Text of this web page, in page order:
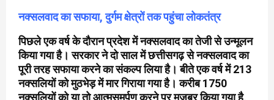
नक्सलवाद का सफाया, दुर्गम क्षेत्रों तक पहुंचा लोकतंत्र
पिछले एक वर्ष के दौरान प्रदेश में नक्सलवाद का तेजी से उन्मूलन
किया गया है। सरकार ने दो साल में छत्तीसगढ़ से नक्सलवाद का
पूरी तरह सफाया करने का संकल्प लिया है। बीते एक वर्ष में 213
नक्सलियों को मुठभेड़ में मार गिराया गया है। करीब 1750
नक्सलियों को या तो आत्मसमर्पण करने पर मजबूर किया गया है,